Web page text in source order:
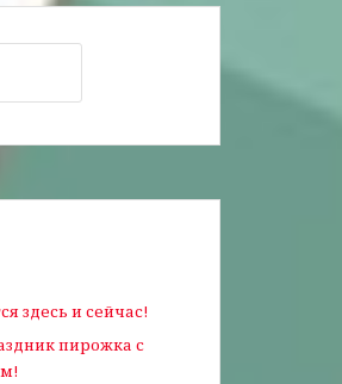
здесь и сейчас!
пирожка с